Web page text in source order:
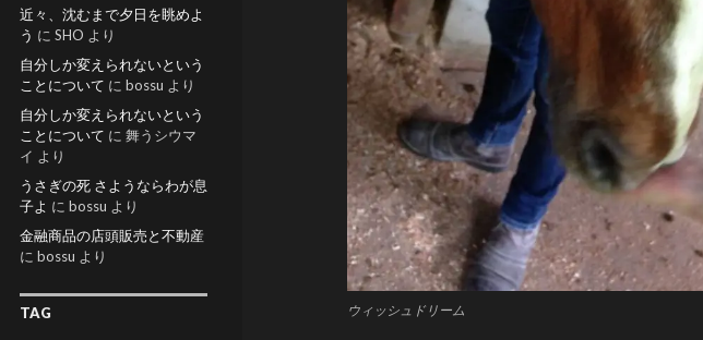
ウィッシュドリーム
近々、沈むまで夕日を眺めよ
う に SHO より
自分しか変えられないという
ことについて に bossu より
自分しか変えられないという
ことについて に 舞うシウマ
イ より
うさぎの死 さようならわが息
子よ に bossu より
金融商品の店頭販売と不動産
に bossu より
TAG